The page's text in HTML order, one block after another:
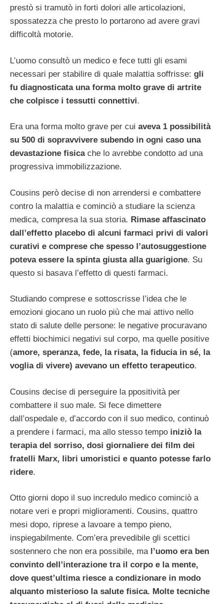
prestò si tramutò in forti dolori alle articolazioni,
spossatezza che presto lo portarono ad avere gravi
difficoltà motorie.
L’uomo consultò un medico e fece tutti gli esami
necessari per stabilire di quale malattia soffrisse: gli
fu diagnosticata una forma molto grave di artrite
che colpisce i tessutti connettivi.
Era una forma molto grave per cui aveva 1 possibilità
su 500 di sopravvivere subendo in ogni caso una
devastazione fisicache lo avrebbe condotto ad una
progressiva immobilizzazione.
Cousins però decise di non arrendersi e combattere
contro la malattia e cominciò a studiare la scienza
medica, compresa la sua storia. Rimase affascinato
dall’effetto placebo di alcuni farmaci privi di valori
curativi e comprese che spesso l’autosuggestione
poteva essere la spinta giusta alla guarigione. Su
questo si basava l’effetto di questi farmaci.
Studiando comprese e sottoscrisse l’idea che le
emozioni giocano un ruolo più che mai attivo nello
stato di salute delle persone: le negative procuravano
effetti biochimici negativi sul corpo, ma quelle positive
(amore, speranza, fede, la risata, la fiducia in sé, la
voglia di vivere) avevano un effetto terapeutico.
Cousins decise di perseguire la ppositività per
combattere il suo male. Si fece dimettere
dall’ospedale e, d’accordo con il suo medico, continuò
a prendere i farmaci, ma allo stesso tempo iniziò la
terapia del sorriso, dosi giornaliere dei film dei
fratelli Marx, libri umoristici e quanto potesse farlo
ridere.
Otto giorni dopo il suo incredulo medico cominciò a
notare veri e propri miglioramenti. Cousins, quattro
mesi dopo, riprese a lavoare a tempo pieno,
inspiegabilmente. Com’era prevedibile gli scettici
sostennero che non era possibile, ma l’uomo era ben
convinto dell’interazione tra il corpo e la mente,
dove quest’ultima riesce a condizionare in modo
alquanto misterioso la salute fisica. Molte tecniche